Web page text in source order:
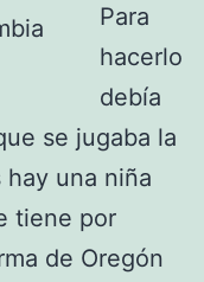
Para
hacerlo
debía
se jugaba la
una niña
tiene por
de Oregón